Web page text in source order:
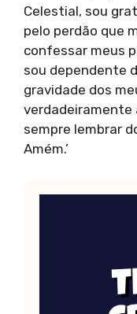
Celestial, sou
pelo perdão que
confessar meus
sou dependente
gravidade dos
verdadeiramente
sempre lembrar
Amém.’